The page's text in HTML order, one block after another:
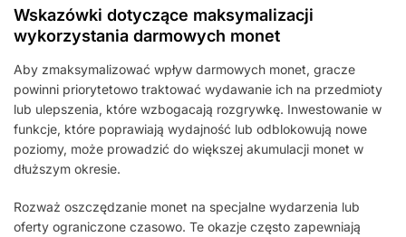
Wskazówki dotyczące maksymalizacji
wykorzystania darmowych monet
Aby zmaksymalizować wpływ darmowych monet, gracze
powinni priorytetowo traktować wydawanie ich na przedmioty
lub ulepszenia, które wzbogacają rozgrywkę. Inwestowanie w
funkcje, które poprawiają wydajność lub odblokowują nowe
poziomy, może prowadzić do większej akumulacji monet w
dłuższym okresie.
Rozważ oszczędzanie monet na specjalne wydarzenia lub
oferty ograniczone czasowo. Te okazje często zapewniają